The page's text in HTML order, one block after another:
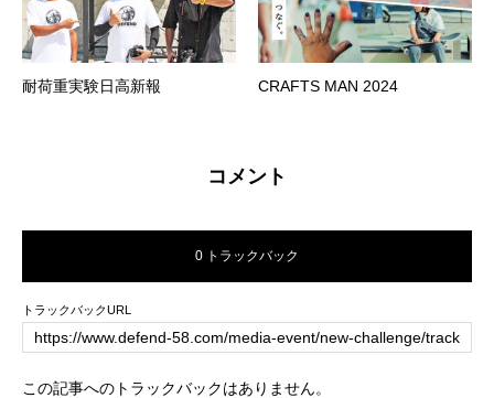
耐荷重実験日高新報 CRAFTS MAN 2024
コメント
0 トラックバック
トラックバックURL
この記事へのトラックバックはありません。